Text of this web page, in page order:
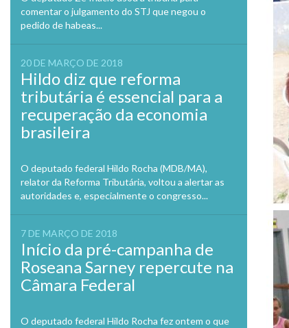
comentar o julgamento do STJ que negou o
pedido de habeas...
20 DE MARÇO DE 2018
Hildo diz que reforma
tributária é essencial para a
recuperação da economia
brasileira
O deputado federal Hildo Rocha (MDB/MA),
relator da Reforma Tributária, voltou a alertar as
autoridades e, especialmente o congresso...
7 DE MARÇO DE 2018
Início da pré-campanha de
Roseana Sarney repercute na
Câmara Federal
O deputado federal Hildo Rocha fez ontem o que